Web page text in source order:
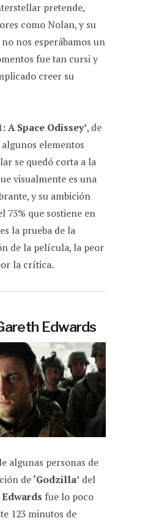
pretende,
como Nolan, y su
nos esperábamos un
fue tan cursi y
creer su
A Space Odissey’, de
elementos
se quedó corta a la
visualmente es una
y su ambición
73% que sostiene en
es la prueba de la
de la película, la peor
la crítica.
Edwards
algunas personas de
de‘Godzilla’ del
fue lo poco
123 minutos de